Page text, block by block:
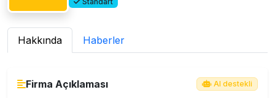
Hakkında Haberler
Firma Açıklaması AI destekli